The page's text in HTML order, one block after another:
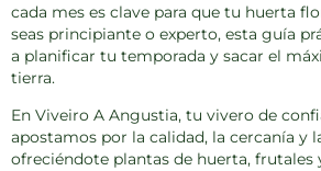
cada mes es clave para que tu huerta
seas principiante o experto, esta guía
a planificar tu temporada y sacar el
tierra.
En Viveiro A Angustia, tu vivero de
apostamos por la calidad, la cercanía y
ofreciéndote plantas de huerta, frutales